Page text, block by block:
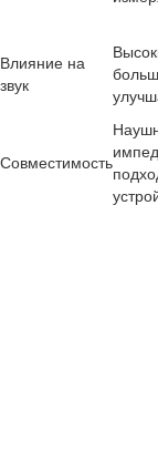
Влияние на
звук
Совместимость